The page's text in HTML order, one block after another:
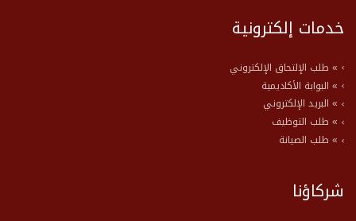
خدمات إلكترونية
» طلب الإلتحاق الإلكتروني
» البوابة الأكاديمية
» البريد الإلكتروني
» طلب التوظيف
» طلب الصيانة
شركاؤنا